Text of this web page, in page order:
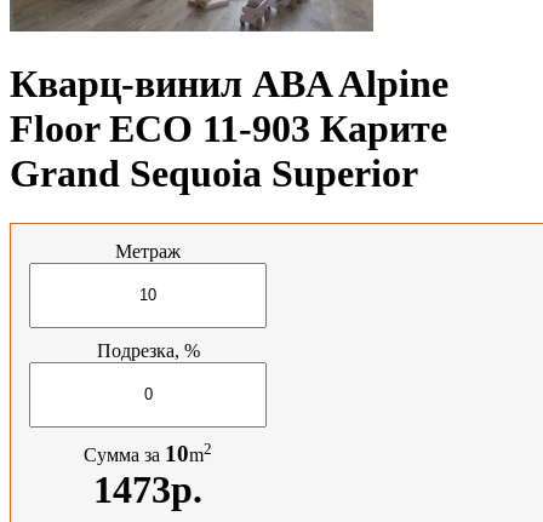
Кварц-винил ABA Alpine
Floor ECO 11-903 Карите
Grand Sequoia Superior
Метраж
Подрезка, %
Сумма за 10m2
1473р.